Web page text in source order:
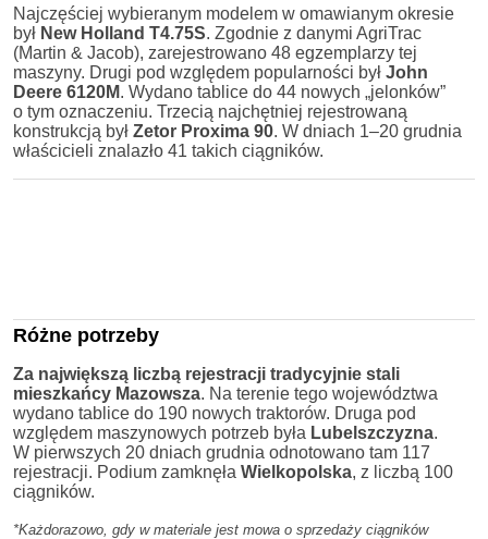
Najczęściej wybieranym modelem w omawianym okresie
był New Holland T4.75S. Zgodnie z danymi AgriTrac
(Martin & Jacob), zarejestrowano 48 egzemplarzy tej
maszyny. Drugi pod względem popularności był John
Deere 6120M. Wydano tablice do 44 nowych „jelonków”
o tym oznaczeniu. Trzecią najchętniej rejestrowaną
konstrukcją był Zetor Proxima 90. W dniach 1–20 grudnia
właścicieli znalazło 41 takich ciągników.
Różne potrzeby
Za największą liczbą rejestracji tradycyjnie stali
mieszkańcy Mazowsza. Na terenie tego województwa
wydano tablice do 190 nowych traktorów. Druga pod
względem maszynowych potrzeb była Lubelszczyzna.
W pierwszych 20 dniach grudnia odnotowano tam 117
rejestracji. Podium zamknęła Wielkopolska, z liczbą 100
ciągników.
*Każdorazowo, gdy w materiale jest mowa o sprzedaży ciągników